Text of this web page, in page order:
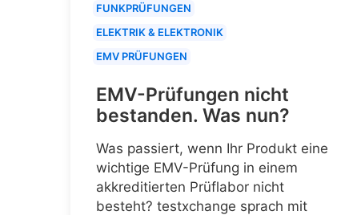
FUNKPRÜFUNGEN
ELEKTRIK & ELEKTRONIK
EMV PRÜFUNGEN
EMV-Prüfungen nicht
bestanden. Was nun?
Was passiert, wenn Ihr Produkt eine
wichtige EMV-Prüfung in einem
akkreditierten Prüflabor nicht
besteht? testxchange sprach mit